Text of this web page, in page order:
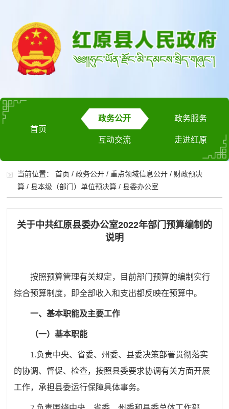
首页
政务公开 政务服务
互动交流 走进红原
当前位置：首页 /政务公开 /重点领域信息公开 / 财政预决
算 /县本级（部门）单位预决算 /县委办公室
关于中共红原县委办公室2022年部门预算编制的
说明
按照预算管理有关规定，目前部门预算的编制实行
综合预算制度，即全部收入和支出都反映在预算中。
一、基本职能及主要工作
（一）基本职能
1.负责中央、省委、州委、县委决策部署贯彻落实
的协调、督促、检查，按照县委要求协调有关方面开展
工作，承担县委运行保障具体事务。